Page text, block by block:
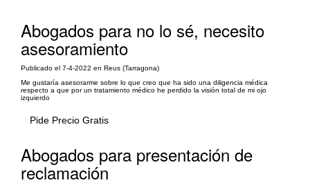
Abogados para no lo sé, necesito
asesoramiento
Publicado el 7-4-2022 en Reus (Tarragona)
Me gustaría asesorarme sobre lo que creo que ha sido una diligencia médica
respecto a que por un tratamiento médico he perdido la visión total de mi ojo
izquierdo
Pide Precio Gratis
Abogados para presentación de
reclamación